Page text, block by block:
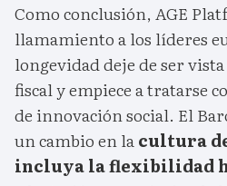
Como conclusión, AGE
llamamiento a los líderes
longevidad deje de ser
fiscal y empiece a tratarse
de innovación social. El
un cambio en lacultura
incluya la flexibilidad